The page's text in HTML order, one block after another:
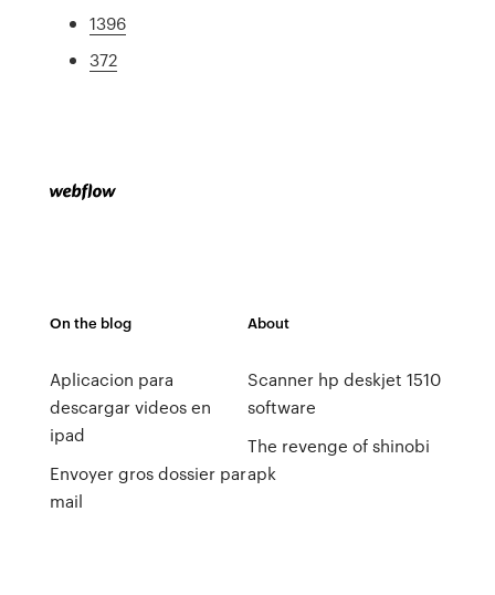
1396
372
On the blog
Aplicacion para
descargar videos en
ipad
Envoyer gros dossier par
mail
About
Scanner hp deskjet 1510
software
The revenge of shinobi
apk